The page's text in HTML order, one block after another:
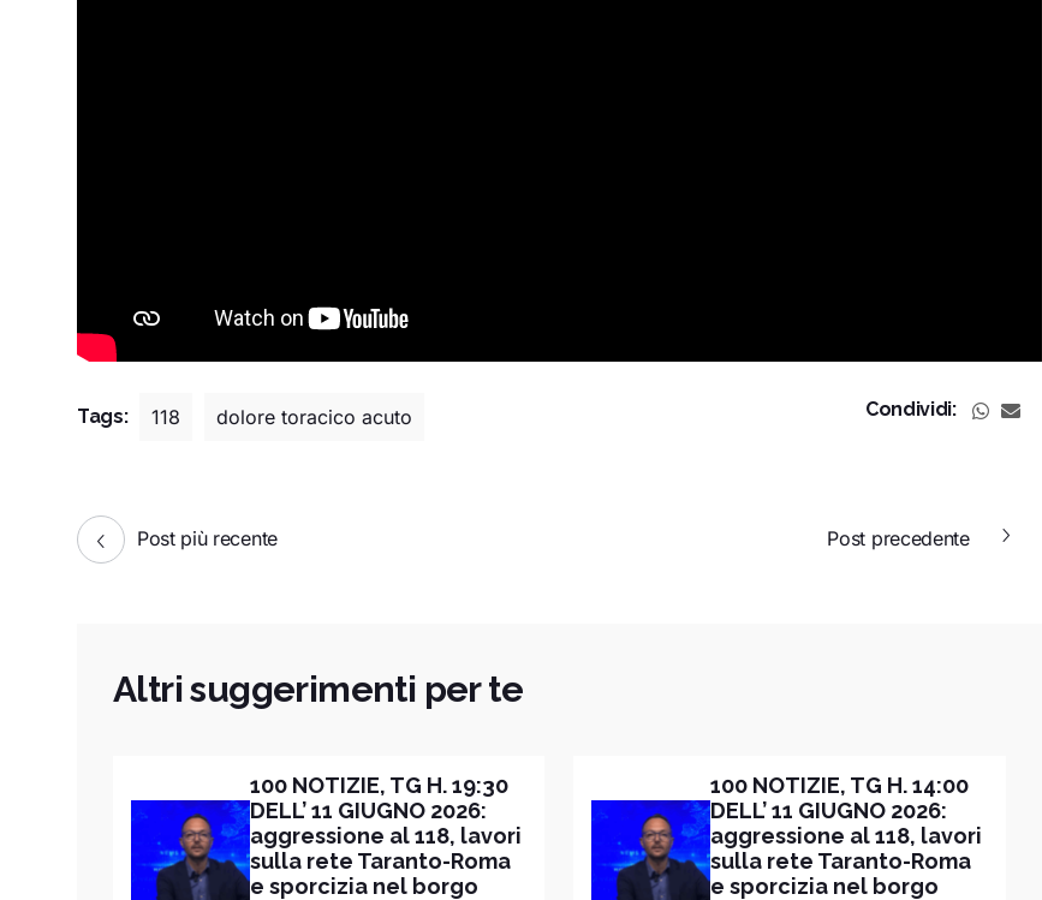
Tags: 118 dolore toracico acuto Condividi:
Post più recente Post precedente
Altri suggerimenti per te
100 NOTIZIE, TG H. 19:30
DELL’ 11 GIUGNO 2026:
aggressione al 118, lavori
sulla rete Taranto-Roma
e sporcizia nel borgo
100 NOTIZIE, TG H. 14:00
DELL’ 11 GIUGNO 2026:
aggressione al 118, lavori
sulla rete Taranto-Roma
e sporcizia nel borgo